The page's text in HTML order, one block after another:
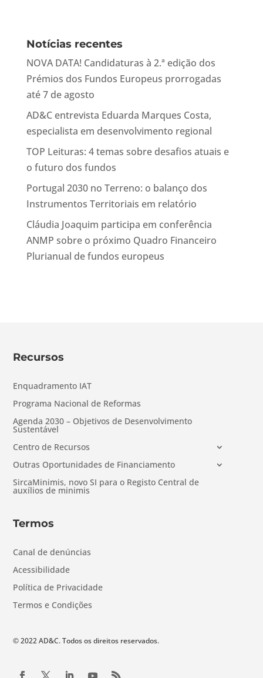
Notícias recentes
NOVA DATA! Candidaturas à 2.ª edição dos
Prémios dos Fundos Europeus prorrogadas
até 7 de agosto
AD&C entrevista Eduarda Marques Costa,
especialista em desenvolvimento regional
TOP Leituras: 4 temas sobre desafios atuais e
o futuro dos fundos
Portugal 2030 no Terreno: o balanço dos
Instrumentos Territoriais em relatório
Cláudia Joaquim participa em conferência
ANMP sobre o próximo Quadro Financeiro
Plurianual de fundos europeus
Recursos
Enquadramento IAT
Programa Nacional de Reformas
Agenda 2030 – Objetivos de Desenvolvimento
Sustentável
Centro de Recursos
Outras Oportunidades de Financiamento
SircaMinimis, novo SI para o Registo Central de
auxílios de minimis
Termos
Canal de denúncias
Acessibilidade
Política de Privacidade
Termos e Condições
© 2022 AD&C. Todos os direitos reservados.